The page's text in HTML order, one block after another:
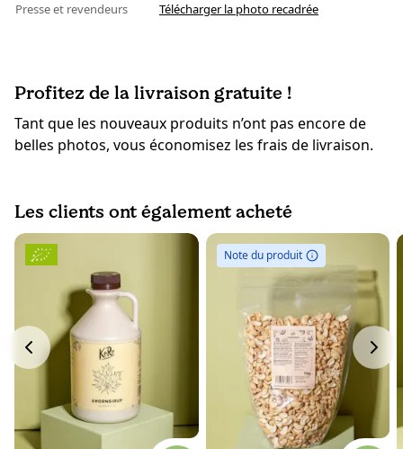
Presse et revendeurs
Télécharger la photo recadrée
Profitez de la livraison gratuite !
Tant que les nouveaux produits n’ont pas encore de
belles photos, vous économisez les frais de livraison.
Les clients ont également acheté
Note du produit